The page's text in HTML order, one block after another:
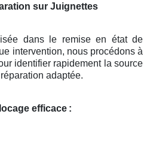
sur Juignettes
dans le remise en état de
intervention, nous procédons à
identifier rapidement la source
adaptée.
efficace :